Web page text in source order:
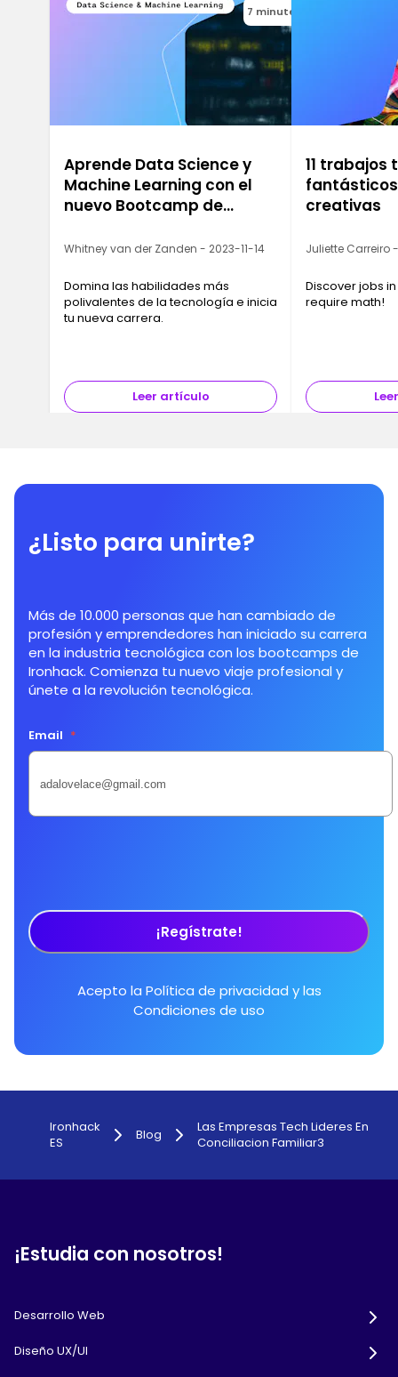
7 minutes
Aprende Data Science y
Machine Learning con el
nuevo Bootcamp de
Whitney van der Zanden - 2023-11-14
Domina las habilidades más
polivalentes de la tecnología e inicia
tu nueva carrera.
Leer artículo
11 trabajos
creativas
Juliette Carreiro
Discover jobs
require math!
¿Listo para unirte?
Más de 10.000 personas que han cambiado de
profesión y emprendedores han iniciado su carrera
en la industria tecnológica con los bootcamps de
Ironhack. Comienza tu nuevo viaje profesional y
únete a la revolución tecnológica.
Email *
¡Regístrate!
Acepto la Política de privacidad y las
Condiciones de uso
Ironhack
ES
Blog
Las Empresas Tech Lideres En
Conciliacion Familiar3
¡Estudia con nosotros!
Desarrollo Web
Diseño UX/UI